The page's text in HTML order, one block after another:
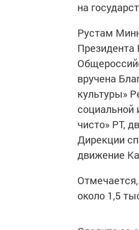
на
Рустам
вручена
культуры»
социальной
чисто» РТ,
Дирекции
движение
около 1,5